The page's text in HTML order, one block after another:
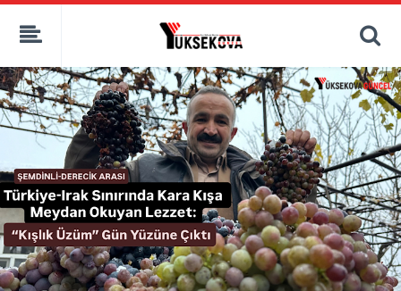
kaçak bahis
deneme bonusu
canlı bahis siteleri
deneme bonusu veren siteler
bahis siteleri